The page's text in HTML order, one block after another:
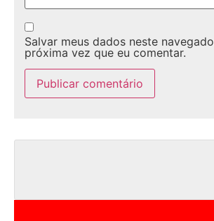
Salvar meus dados neste
próxima vez que eu comentar.